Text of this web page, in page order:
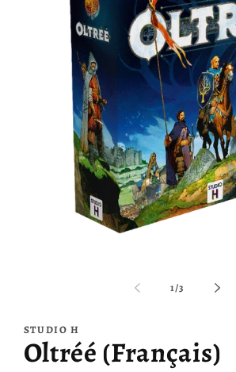
fenêtre
modale
1/de
3
STUDIO H
Oltréé (Français)